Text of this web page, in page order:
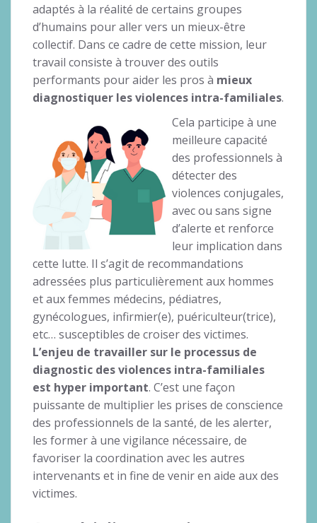
adaptés à la réalité de certains groupes
d’humains pour aller vers un mieux-être
collectif. Dans ce cadre de cette mission, leur
travail consiste à trouver des outils
performants pour aider les pros à mieux
diagnostiquer les violences intra-familiales.
Cela participe à une
meilleure capacité
des professionnels à
détecter des
violences conjugales,
avec ou sans signe
d’alerte et renforce
leur implication dans
cette lutte. Il s’agit de recommandations
adressées plus particulièrement aux hommes
et aux femmes médecins, pédiatres,
gynécologues, infirmier(e), puériculteur(trice),
etc… susceptibles de croiser des victimes.
L’enjeu de travailler sur le processus de
diagnostic des violences intra-familiales
est hyper important. C’est une façon
puissante de multiplier les prises de conscience
des professionnels de la santé, de les alerter,
les former à une vigilance nécessaire, de
favoriser la coordination avec les autres
intervenants et in fine de venir en aide aux des
victimes.